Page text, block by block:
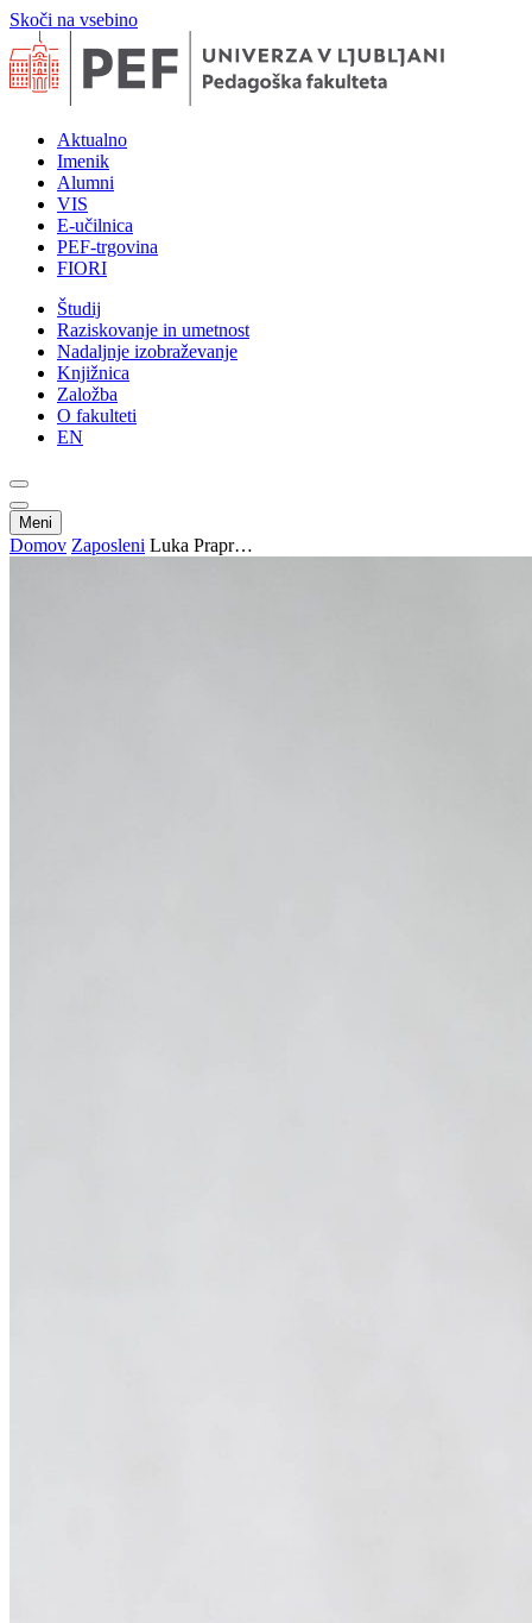
Skoči na vsebino
Aktualno
Imenik
Alumni
VIS
E-učilnica
PEF-trgovina
FIORI
Študij
Raziskovanje in umetnost
Nadaljnje izobraževanje
Knjižnica
Založba
O fakulteti
EN
Meni
Domov Zaposleni Luka Prapr…